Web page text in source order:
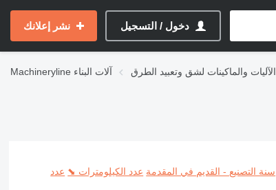
دخول / التسجيل نشر إعلانك
Machineryline آلات البناء الآليات والماكينات لشق وتعبيد الطرق
سنة التصنيع - القديم في المقدمة عدد الكيلومترات ⬊ عدد